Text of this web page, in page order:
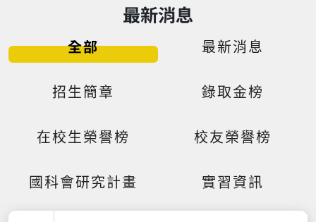
最新消息
全部 最新消息
招生簡章 錄取金榜
在校生榮譽榜 校友榮譽榜
國科會研究計畫 實習資訊